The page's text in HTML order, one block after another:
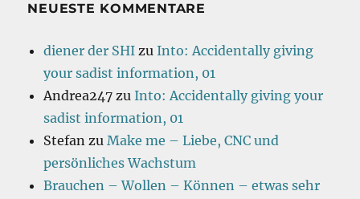
NEUESTE KOMMENTARE
diener der SHI zuInto: Accidentally giving
your sadist information, 01
Andrea247 zuInto: Accidentally giving your
sadist information, 01
Stefan zuMake me – Liebe, CNC und
persönliches Wachstum
Brauchen – Wollen – Können – etwas sehr